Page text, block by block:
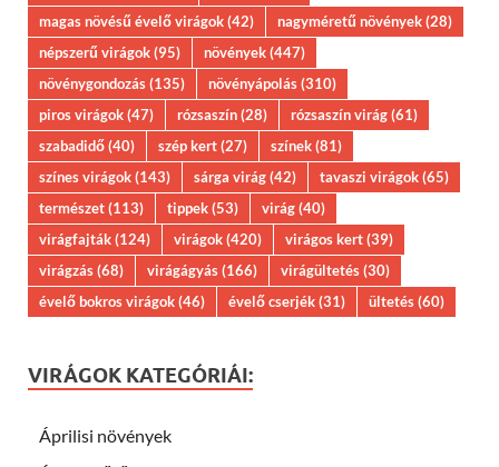
magas növésű évelő virágok(42) nagyméretű növények(28)
népszerű virágok(95) növények(447)
növénygondozás(135) növényápolás(310)
piros virágok(47) rózsaszín(28) rózsaszín virág(61)
szabadidő(40) szép kert(27) színek(81)
színes virágok(143) sárga virág(42) tavaszi virágok(65)
természet(113) tippek(53) virág(40)
virágfajták(124) virágok(420) virágos kert(39)
virágzás(68) virágágyás(166) virágültetés(30)
évelő bokros virágok(46) évelő cserjék(31) ültetés(60)
VIRÁGOK KATEGÓRIÁI:
Áprilisi növények